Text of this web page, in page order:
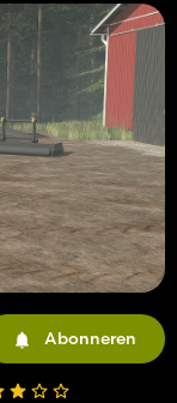
Abonneren